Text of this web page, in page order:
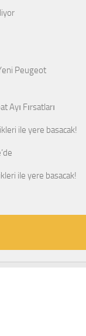
Peugeot
Ayı Fırsatları
ile yere basacak!
ile yere basacak!